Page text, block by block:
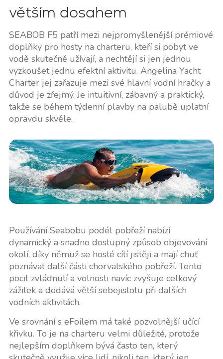
větším dosahem
SEABOB F5 patří mezi nejpromyšlenější prémiové
doplňky pro hosty na charteru, kteří si pobyt ve
vodě skutečně užívají, a nechtějí si jen jednou
vyzkoušet jednu efektní aktivitu. Angelina Yacht
Charter jej zařazuje mezi své hlavní vodní hračky a
důvod je zřejmý. Je intuitivní, zábavný a praktický,
takže se během týdenní plavby na palubě uplatní
opravdu skvěle.
Používání Seabobu podél pobřeží nabízí
dynamický a snadno dostupný způsob objevování
okolí, díky němuž se hosté cítí jistěji a mají chuť
poznávat další části chorvatského pobřeží. Tento
pocit zvládnutí a volnosti navíc zvyšuje celkový
zážitek a dodává větší sebejistotu při dalších
vodních aktivitách.
Ve srovnání s eFoilem má také pozvolnější učící
křivku. To je na charteru velmi důležité, protože
nejlepším doplňkem bývá často ten, který